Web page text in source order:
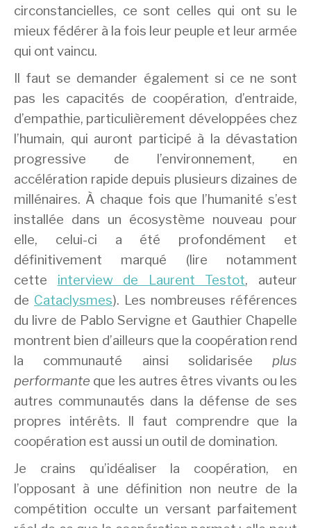
circonstancielles, ce sont celles qui ont su le
mieux fédérer à la fois leur peuple et leur armée
qui ont vaincu.
Il faut se demander également si ce ne sont
pas les capacités de coopération, d’entraide,
d’empathie, particulièrement développées chez
l’humain, qui auront participé à la dévastation
progressive de l’environnement, en
accélération rapide depuis plusieurs dizaines de
millénaires. À chaque fois que l’humanité s’est
installée dans un écosystème nouveau pour
elle, celui-ci a été profondément et
définitivement marqué (lire notamment
cette interview de Laurent Testot, auteur
de Cataclysmes). Les nombreuses références
du livre de Pablo Servigne et Gauthier Chapelle
montrent bien d’ailleurs que la coopération rend
la communauté ainsi solidarisée plus
performante que les autres êtres vivants ou les
autres communautés dans la défense de ses
propres intérêts. Il faut comprendre que la
coopération est aussi un outil de domination.
Je crains qu’idéaliser la coopération, en
l’opposant à une définition non neutre de la
compétition occulte un versant parfaitement